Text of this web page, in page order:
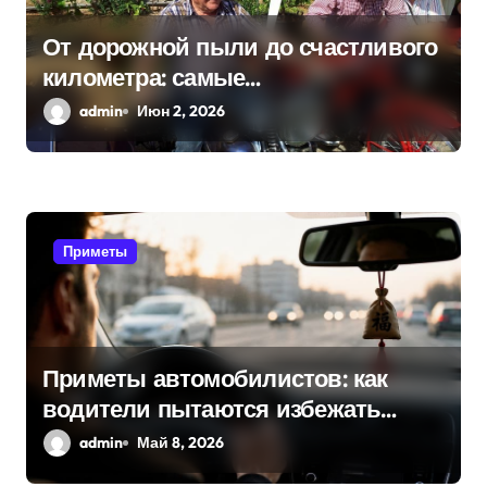
а
п
и
я
От дорожной пыли до счастливого
километра: самые
распространенные приметы
мотоциклистов
admin Июн 2, 2026
Приметы
Приметы автомобилистов: как
водители пытаются избежать
поломок и неприятностей в дороге
admin Май 8, 2026